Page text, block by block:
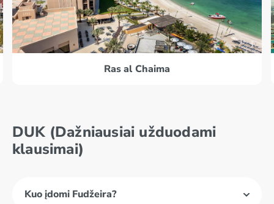
Ras al Chaima
DUK (Dažniausiai užduodami
klausimai)
Kuo įdomi Fudžeira?